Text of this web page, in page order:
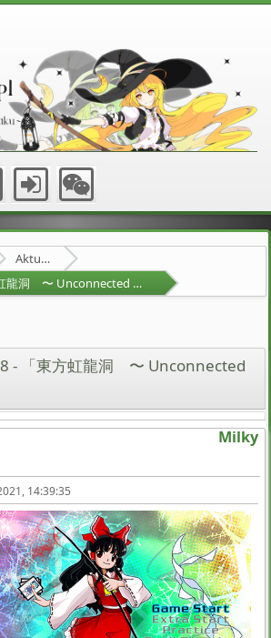
Aktualności
Touhou 18 - 「東方虹龍洞 〜 Unconnected Marketeers.」
- 「東方虹龍洞 〜 Unconnected
Milky
14:39:35